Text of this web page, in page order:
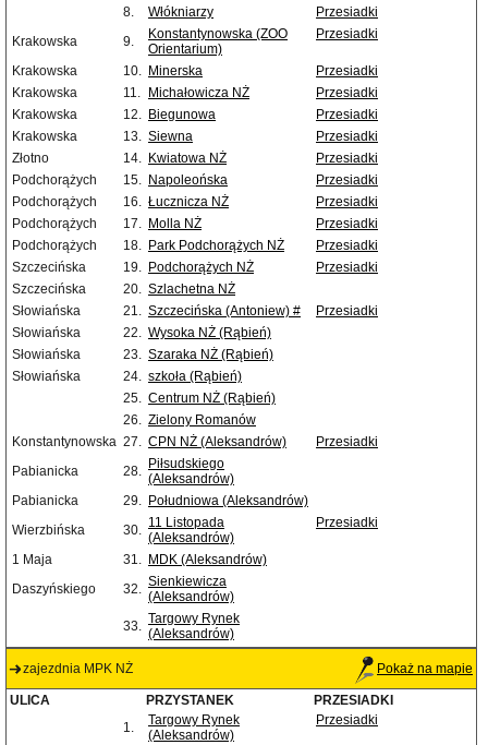
8. Włókniarzy
Przesiadki
Krakowska
9.
Konstantynowska (ZOO
Orientarium)
Przesiadki
Krakowska 10. Minerska
Przesiadki
Krakowska
11. Michałowicza NŻ
Przesiadki
Krakowska
12. Biegunowa
Przesiadki
Krakowska
13. Siewna
Przesiadki
Złotno
14. Kwiatowa NŻ
Przesiadki
Podchorążych
15. Napoleońska
Przesiadki
Podchorążych
16. Łucznicza NŻ
Przesiadki
Podchorążych
17. Molla NŻ
Przesiadki
Podchorążych
18. Park Podchorążych NŻ
Przesiadki
Szczecińska
19. Podchorążych NŻ
Przesiadki
Szczecińska
20. Szlachetna NŻ
Słowiańska
21. Szczecińska (Antoniew) #
Przesiadki
Słowiańska
22. Wysoka NŻ (Rąbień)
Słowiańska
23. Szaraka NŻ (Rąbień)
Słowiańska
24. szkoła (Rąbień)
25. Centrum NŻ (Rąbień)
26. Zielony Romanów
Konstantynowska 27. CPN NŻ (Aleksandrów)
Przesiadki
Pabianicka
28. Piłsudskiego
(Aleksandrów)
Pabianicka
29. Południowa (Aleksandrów)
Wierzbińska
30. 11 Listopada
(Aleksandrów)
Przesiadki
1 Maja 31. MDK (Aleksandrów)
Daszyńskiego
32. Sienkiewicza
(Aleksandrów)
33. Targowy Rynek
(Aleksandrów)
zajezdnia MPK NŻ Pokaż na mapie
ULICA PRZYSTANEK
PRZESIADKI
1.
Targowy Rynek
(Aleksandrów)
Przesiadki